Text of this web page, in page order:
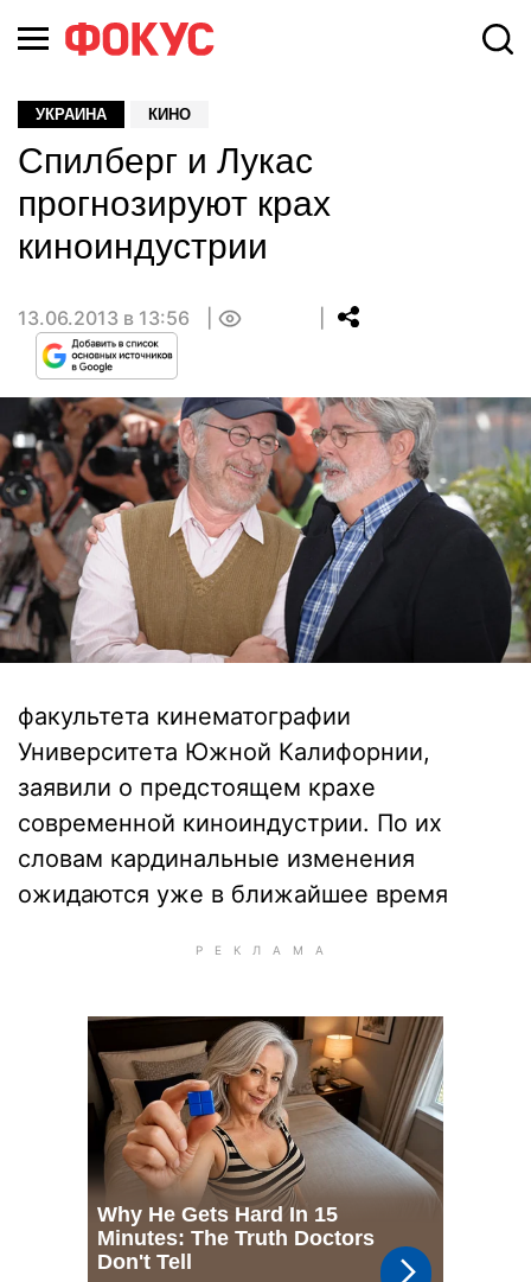
УКРАИНА КИНО
Спилберг и Лукас
прогнозируют крах
киноиндустрии
13.06.2013 в 13:56
факультета кинематографии
Университета Южной Калифорнии,
заявили о предстоящем крахе
современной киноиндустрии. По их
словам кардинальные изменения
ожидаются уже в ближайшее время